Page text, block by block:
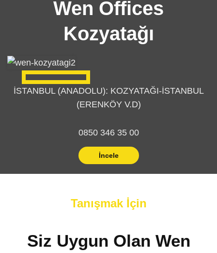
Wen Offices
Kozyatağı
İSTANBUL (ANADOLU): KOZYATAĞI-İSTANBUL
(ERENKÖY V.D)
0850 346 35 00
İncele
Tanışmak İçin
Siz Uygun Olan Wen